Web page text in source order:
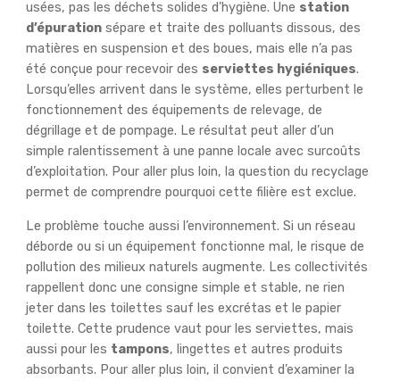
usées, pas les déchets solides d’hygiène. Une station
d’épurationsépare et traite des polluants dissous, des
matières en suspension et des boues, mais elle n’a pas
été conçue pour recevoir des serviettes hygiéniques.
Lorsqu’elles arrivent dans le système, elles perturbent le
fonctionnement des équipements de relevage, de
dégrillage et de pompage. Le résultat peut aller d’un
simple ralentissement à une panne locale avec surcoûts
d’exploitation. Pour aller plus loin, la question du recyclage
permet de comprendre pourquoi cette filière est exclue.
Le problème touche aussi l’environnement. Si un réseau
déborde ou si un équipement fonctionne mal, le risque de
pollution des milieux naturels augmente. Les collectivités
rappellent donc une consigne simple et stable, ne rien
jeter dans les toilettes sauf les excrétas et le papier
toilette. Cette prudence vaut pour les serviettes, mais
aussi pour les tampons, lingettes et autres produits
absorbants. Pour aller plus loin, il convient d’examiner la